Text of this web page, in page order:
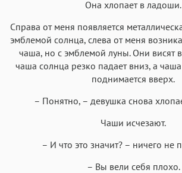
Она хлопает в ладоши.
Справа от меня появляется
эмблемой солнца, слева от меня
чаша, но с эмблемой луны. Они висят
чаша солнца резко падает вниз, а
поднимается вверх.
– Понятно, – девушка снова
Чаши исчезают.
– И что это значит? – ничего не
– Вы вели себя плохо.